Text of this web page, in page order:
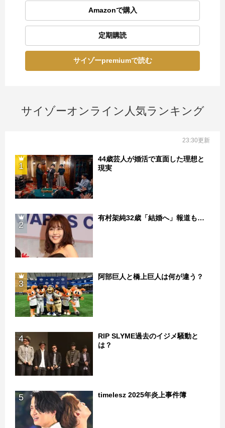
Amazonで購入
定期購読
サイゾーpremiumで読む
サイゾーオンライン人気ランキング
23:30更新
1
44歳芸人が婚活で直面した理想と
現実
2
有村架純32歳「結婚へ」報道も…
3
阿部巨人と橋上巨人は何が違う？
4
RIP SLYME過去のイジメ騒動と
は？
5 timelesz 2025年炎上事件簿